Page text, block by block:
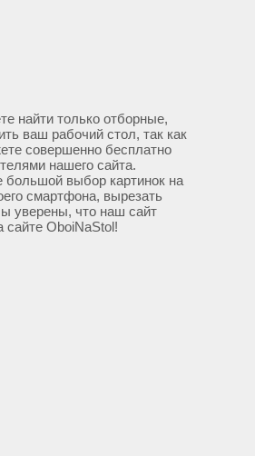
найти только отборные,
ваш рабочий стол, так как
совершенно бесплатно
нашего сайта.
выбор картинок на
смартфона, вырезать
уверены, что наш сайт
сайте OboiNaStol!